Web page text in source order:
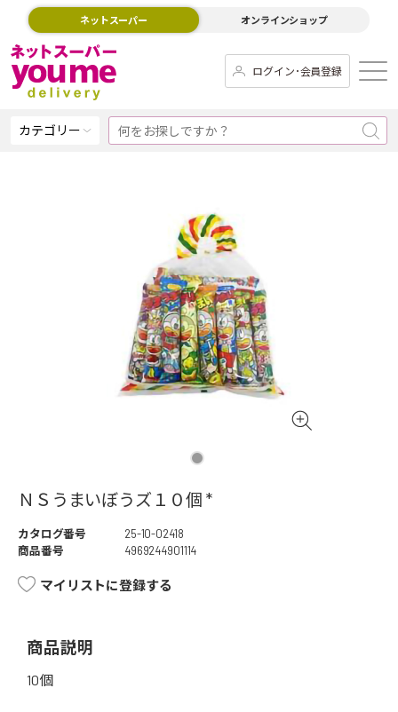
ネットスーパー オンラインショップ
ログイン･会員登録
カテゴリー
ＮＳうまいぼうズ１０個 *
カタログ番号
25-10-02418
商品番号
4969244901114
マイリストに登録する
商品説明
10個